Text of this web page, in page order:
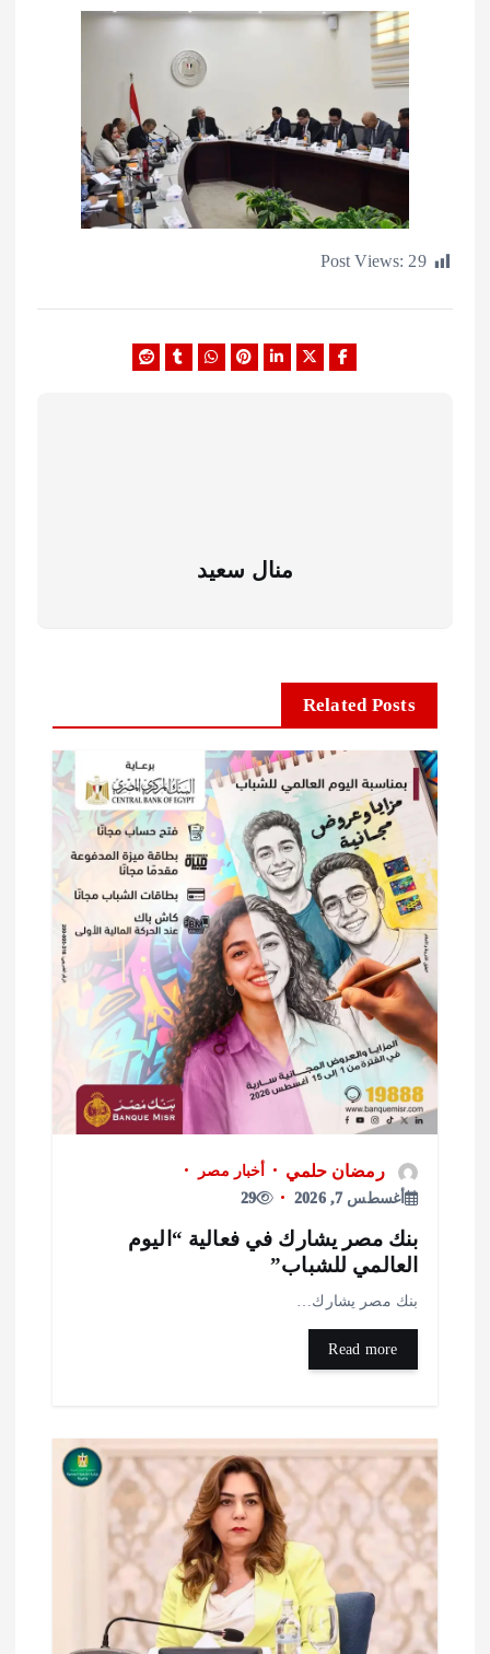
Post Views:
منال سعيد
Related Posts
رمضان حلمي
أخبار مصر
أغسطس 7, 2026
29
مصر يشارك في فعالية “اليوم
للشباب”
مصر يشارك…